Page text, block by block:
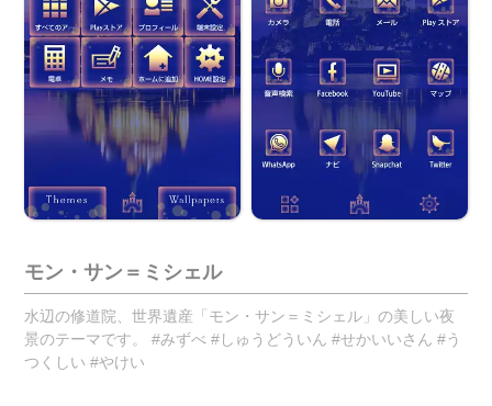
モン・サン＝ミシェル
水辺の修道院、世界遺産「モン・サン＝ミシェル」の美しい夜
景のテーマです。 #みずべ #しゅうどういん #せかいいさん #う
つくしい #やけい